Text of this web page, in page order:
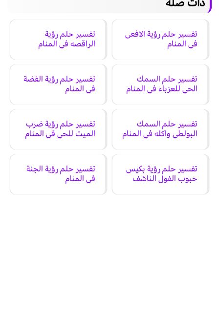
تفسير حلم رؤية الافعى
في المنام
تفسير حلم رؤية
الراقصه في المنام
تفسير حلم السمك
الحي للعزباء في المنام
تفسير حلم رؤية الفضة
في المنام
تفسير حلم السمك
البولطي واكله في المنام
تفسير حلم رؤية ضرب
الميت للحي في المنام
تفسير حلم رؤية بكيس
حبوب الفول الناشف
تفسير حلم رؤية الجنة
في المنام